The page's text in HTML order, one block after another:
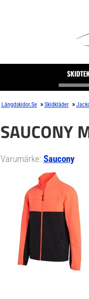
Längdskidor.se » Skidkläder »
SAUCONY
Varumärke: Saucony